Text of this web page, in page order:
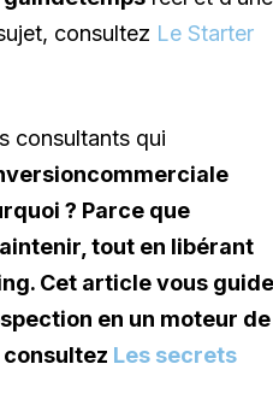
consultez Le Starter
consultants qui
? Parce que
tout en libérant
Cet article vous guide
en un moteur de
Les secrets